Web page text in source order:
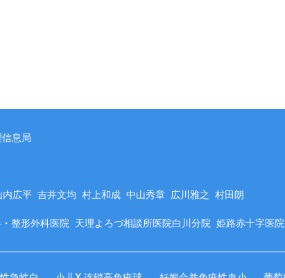
息局
内広平 吉井文均 村上和成 中山秀章 広川雅之 村田朗
整形外科医院 天理よろづ相談所医院白川分院 姫路赤十字医院